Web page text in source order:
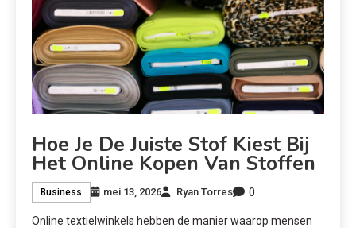
Hoe Je De Juiste Stof Kiest Bij
Het Online Kopen Van Stoffen
Business mei 13, 2026 Ryan Torres 0
Online textielwinkels hebben de manier waarop mensen